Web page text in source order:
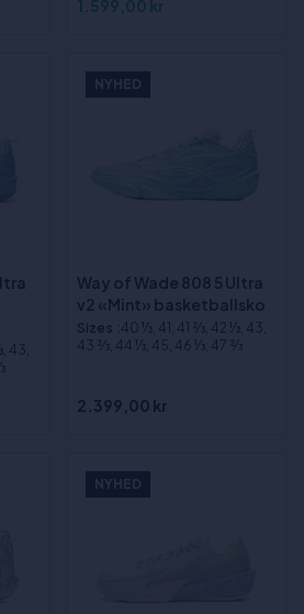
1.599,00 kr
43,
NYHED
Way of Wade 808 5 Ultra
v2 «Mint» basketballsko
Sizes :40 1⁄3, 41, 41 2⁄3, 42 1⁄3, 43,
43 2⁄3, 44 1⁄3, 45, 46 1⁄3, 47 2⁄3
2.399,00 kr
NYHED